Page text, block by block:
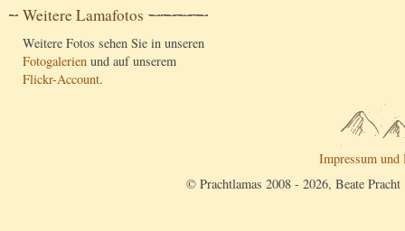
Weitere Lamafotos
Weitere Fotos sehen Sie in unseren
Fotogalerien und auf unserem
Flickr-Account.
Impressum und
© Prachtlamas 2008 - 2026, Beate Pracht